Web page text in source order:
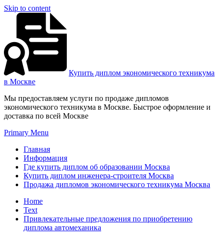
Skip to content
Купить диплом экономического техникума
в Москве
Мы предоставляем услуги по продаже дипломов
экономического техникума в Москве. Быстрое оформление и
доставка по всей Москве
Primary Menu
Главная
Информация
Где купить диплом об образовании Москва
Купить диплом инженера-строителя Москва
Продажа дипломов экономического техникума Москва
Home
Text
Привлекательные предложения по приобретению
диплома автомеханика